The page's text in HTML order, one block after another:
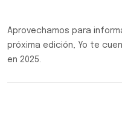
Aprovechamos para
próxima edición, Yo te
en 2025.